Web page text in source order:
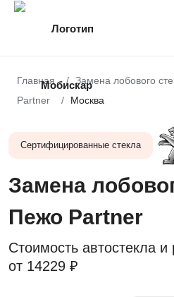
Главная Замена лобового
Partner
Москва
Сертифицированные стекла
Замена
Пежо Partner
Стоимость автостекла
от 14229 ₽